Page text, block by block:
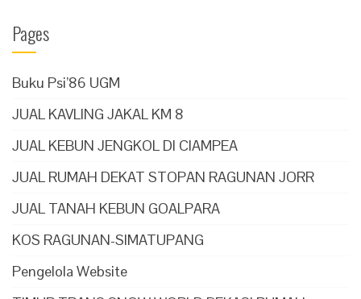
Pages
Buku Psi’86 UGM
JUAL KAVLING JAKAL KM 8
JUAL KEBUN JENGKOL DI CIAMPEA
JUAL RUMAH DEKAT STOPAN RAGUNAN JORR
JUAL TANAH KEBUN GOALPARA
KOS RAGUNAN-SIMATUPANG
Pengelola Website